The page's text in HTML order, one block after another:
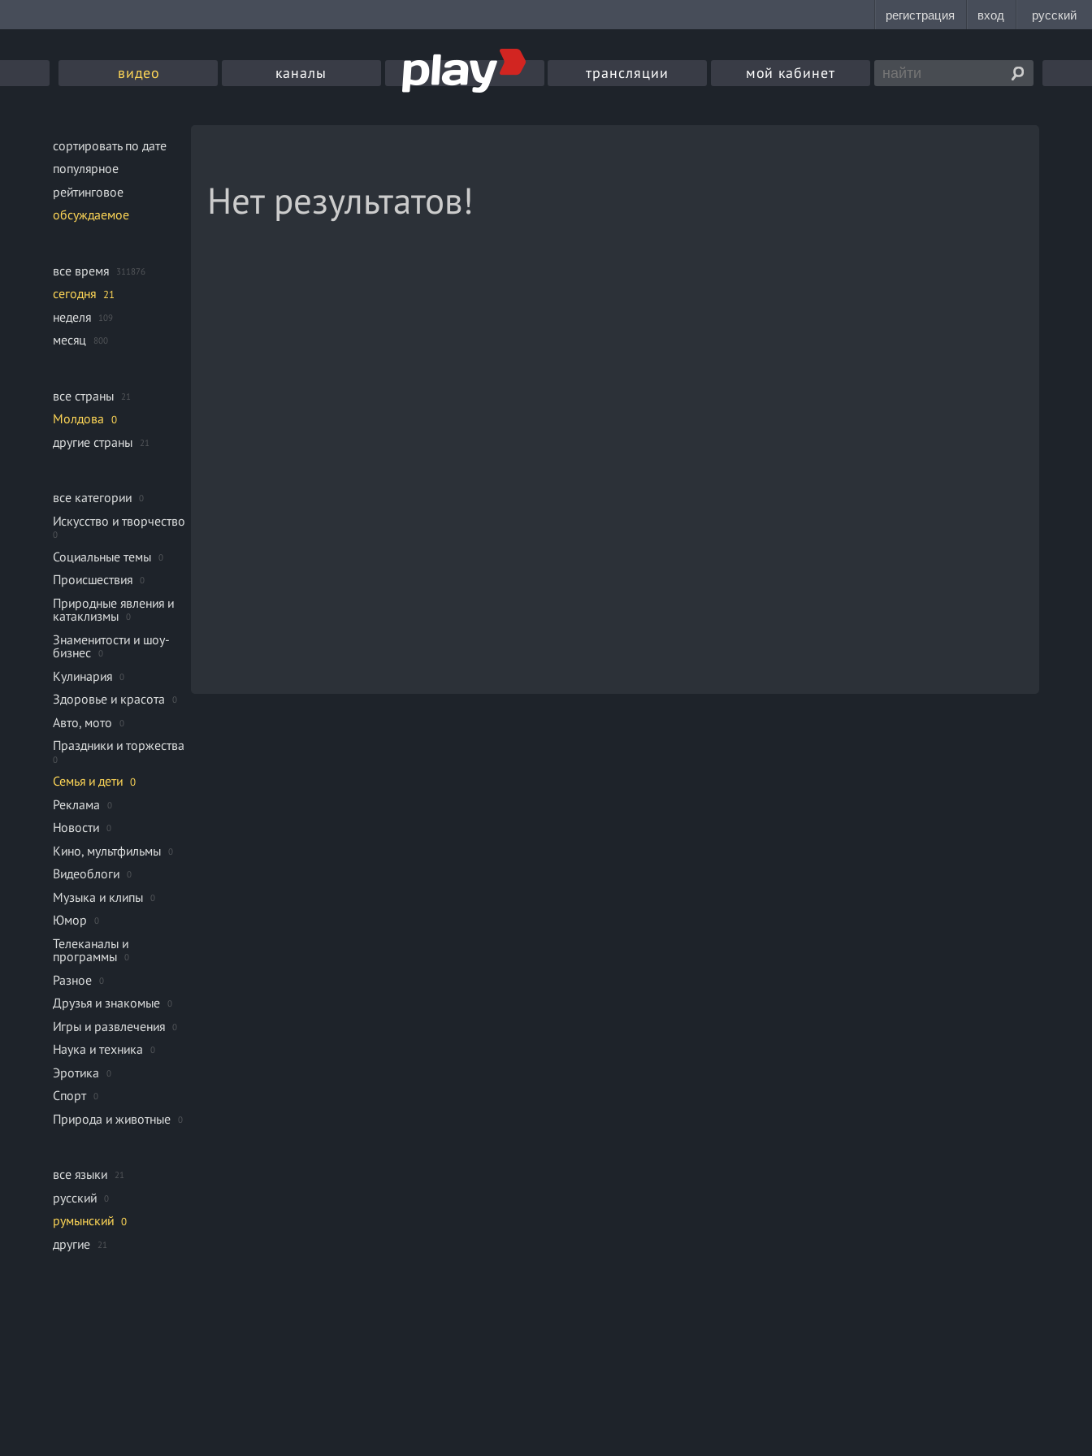
видео каналы трансляции мой кабинет
сортировать по дате
популярное
рейтинговое
обсуждаемое
все время 311876
сегодня 21
неделя 109
месяц 800
все страны 21
Молдова 0
другие страны 21
все категории 0
Искусство и творчество
0
Социальные темы 0
Происшествия 0
Природные явления и
катаклизмы
0
Знаменитости и шоу-
бизнес
0
Кулинария 0
Здоровье и красота 0
Авто, мото 0
Праздники и торжества
0
Семья и дети 0
Реклама 0
Новости 0
Кино, мультфильмы 0
Видеоблоги 0
Музыка и клипы 0
Юмор 0
Телеканалы и
программы
0
Разное 0
Друзья и знакомые 0
Игры и развлечения 0
Наука и техника 0
Эротика 0
Спорт 0
Природа и животные 0
все языки 21
русский 0
румынский 0
другие 21
Нет результатов!